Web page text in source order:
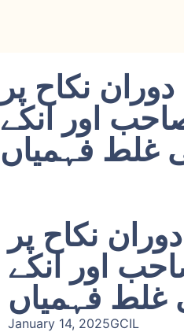
نکاح پر
اور انکے
غلط فہمیاں
نکاح پر
اور انکے
غلط فہمیاں
January 14, 2025GCIL